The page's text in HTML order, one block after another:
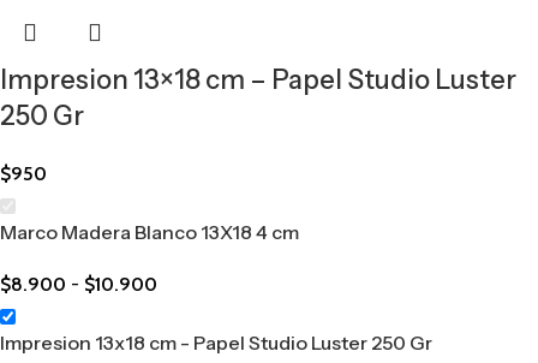
Impresion 13×18 cm – Papel Studio Luster
250 Gr
$950
Marco Madera Blanco 13X18 4 cm
$8.900 - $10.900
Impresion 13x18 cm - Papel Studio Luster 250 Gr